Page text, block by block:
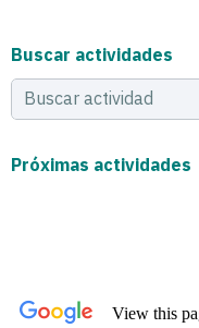
Buscar actividades
Próximas actividades